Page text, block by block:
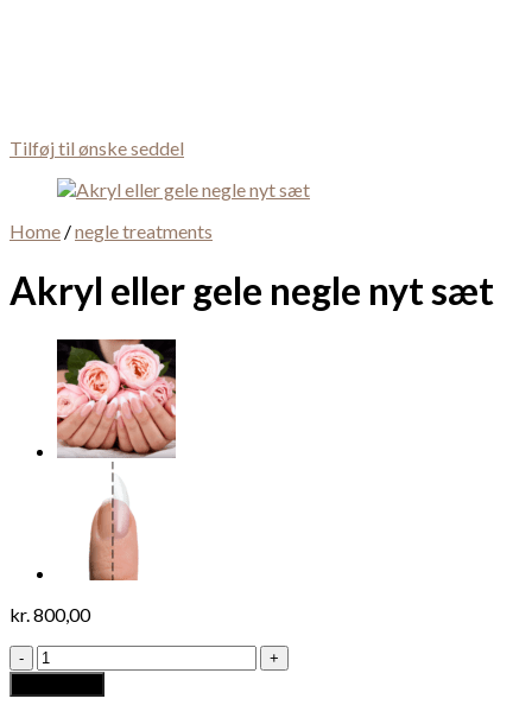
Tilføj til ønske seddel
Home /negle treatments
Akryl eller gele negle nyt sæt
kr.800,00
Akryl
eller
gele